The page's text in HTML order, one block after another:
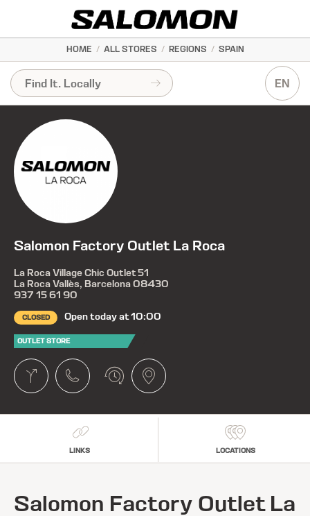
HOME / ALL STORES / REGIONS / SPAIN
EN
Salomon Factory Outlet La Roca
La Roca Village Chic Outlet 51
La Roca Vallès, Barcelona 08430
937 15 61 90
CLOSED Open today at 10:00
OUTLET STORE
LINKS LOCATIONS
Salomon Factory Outlet La